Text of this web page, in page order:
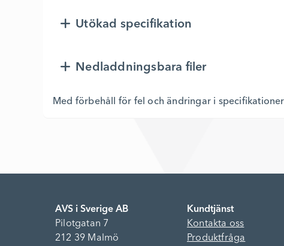
Utökad specifikation
Nedladdningsbara filer
Med förbehåll för fel och ändringar i
AVS i Sverige AB
Pilotgatan 7
212 39 Malmö
Kundtjänst
Kontakta oss
Produktfråga